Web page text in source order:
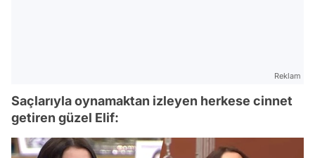
Reklam
Saçlarıyla oynamaktan izleyen herkese cinnet
getiren güzel Elif: